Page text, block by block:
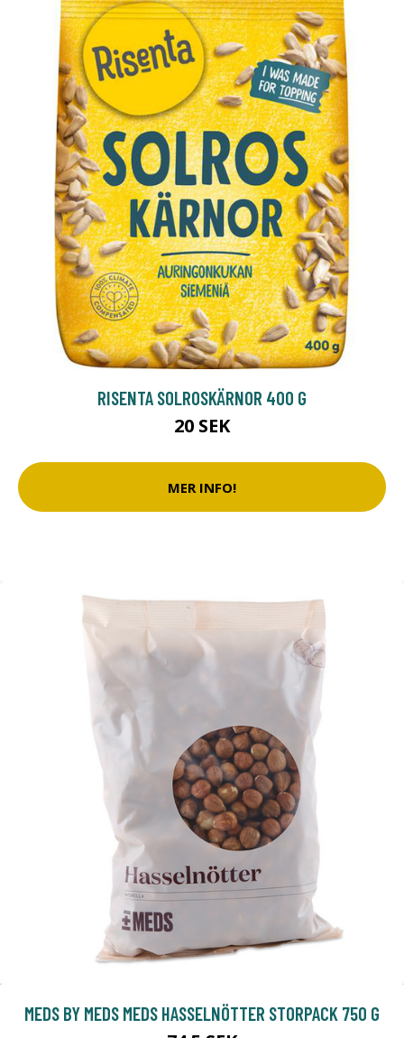
RISENTA SOLROSKÄRNOR 400 G
20 SEK
MER INFO!
MEDS BY MEDS MEDS HASSELNÖTTER STORPACK 750 G